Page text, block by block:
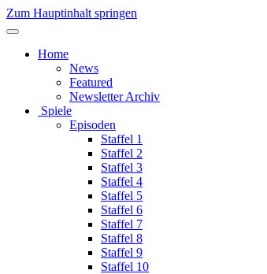
Zum Hauptinhalt springen
Home
News
Featured
Newsletter Archiv
Spiele
Episoden
Staffel 1
Staffel 2
Staffel 3
Staffel 4
Staffel 5
Staffel 6
Staffel 7
Staffel 8
Staffel 9
Staffel 10